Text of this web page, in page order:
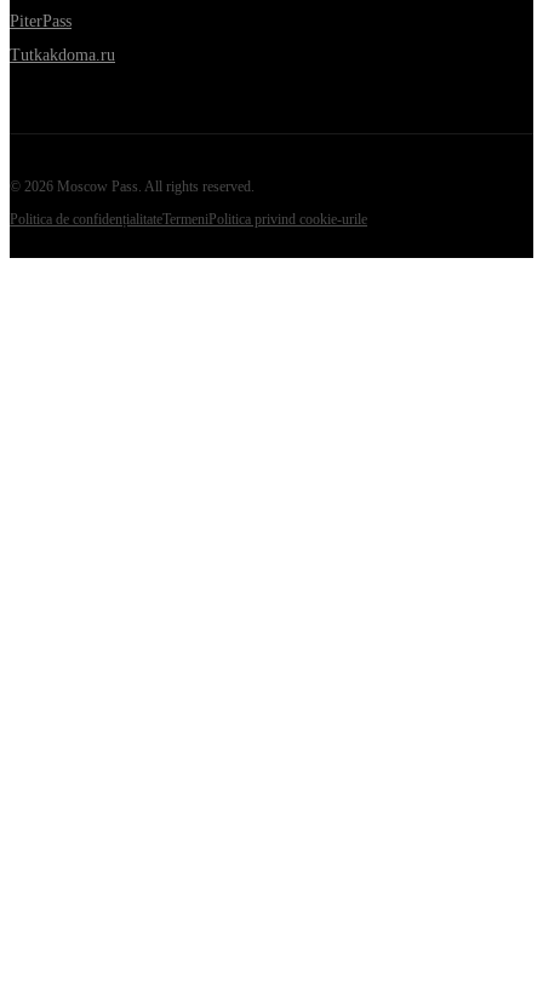
PiterPass
Tutkakdoma.ru
© 2026 Moscow Pass . All rights reserved.
Politica de confidențialitateTermeniPolitica privind cookie-urile